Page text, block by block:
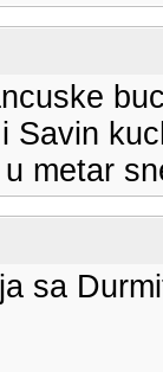
Savin
metar
sa